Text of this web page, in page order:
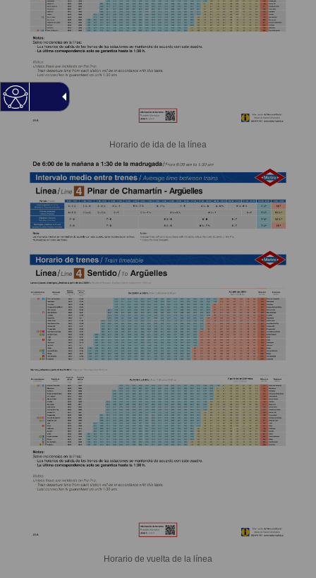
Horario de ida de la línea
Horario de vuelta de la línea